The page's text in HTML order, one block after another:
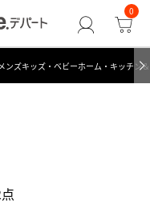
0
メンズキッズ・ベビーホーム・キッチン